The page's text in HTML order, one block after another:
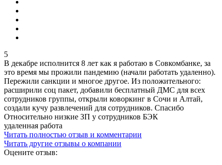
5
В декабре исполнится 8 лет как я работаю в Совкомбанке, за
это время мы прожили пандемию (начали работать удаленно).
Пережили санкции и многое другое. Из положительного:
расширили соц пакет, добавили бесплатный ДМС для всех
сотрудников группы, открыли коворкинг в Сочи и Алтай,
создали кучу развлечений для сотрудников. Спасибо
Относительно низкие ЗП у сотрудников БЭК
удаленная работа
Читать полностью отзыв и комментарии
Читать другие отзывы о компании
Оцените отзыв: